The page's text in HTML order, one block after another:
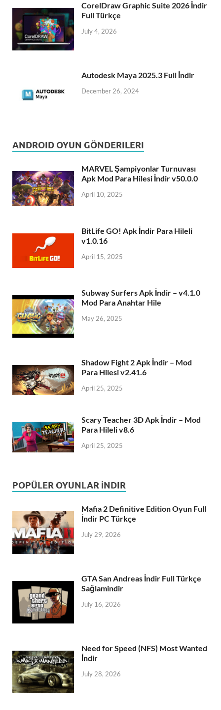
CorelDraw Graphic Suite 2026 İndir
Full Türkçe
July 4, 2026
Autodesk Maya 2025.3 Full İndir
December 26, 2024
ANDROID OYUN GÖNDERILERI
MARVEL Şampiyonlar Turnuvası
Apk Mod Para Hilesi İndir v50.0.0
April 10, 2025
BitLife GO! Apk İndir Para Hileli
v1.0.16
April 15, 2025
Subway Surfers Apk İndir – v4.1.0
Mod Para Anahtar Hile
May 26, 2025
Shadow Fight 2 Apk İndir – Mod
Para Hilesi v2.41.6
April 25, 2025
Scary Teacher 3D Apk İndir – Mod
Para Hileli v8.6
April 25, 2025
POPÜLER OYUNLAR İNDIR
Mafia 2 Definitive Edition Oyun Full
İndir PC Türkçe
July 29, 2026
GTA San Andreas İndir Full Türkçe
Sağlamindir
July 16, 2026
Need for Speed (NFS) Most Wanted
İndir
July 28, 2026